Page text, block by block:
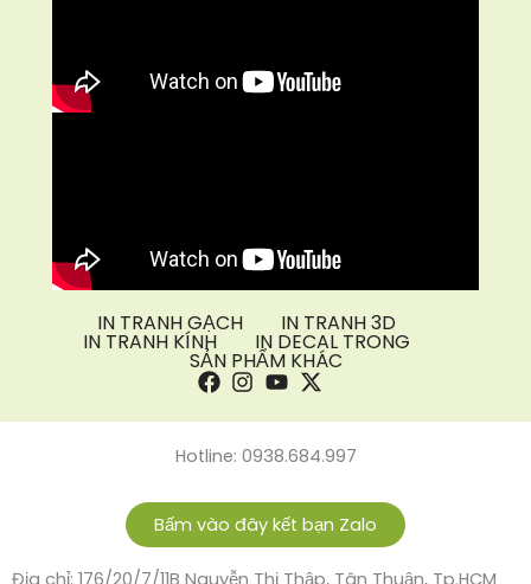
IN TRANH GẠCH IN TRANH 3D
IN TRANH KÍNH IN DECAL TRONG
SẢN PHẨM KHÁC
Hotline: 0938.684.997
Bấm vào đây kết bạn Zalo